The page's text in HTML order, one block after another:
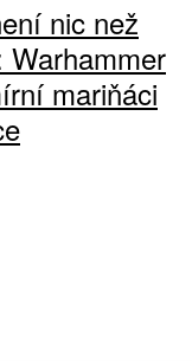
nic než
mariňáci